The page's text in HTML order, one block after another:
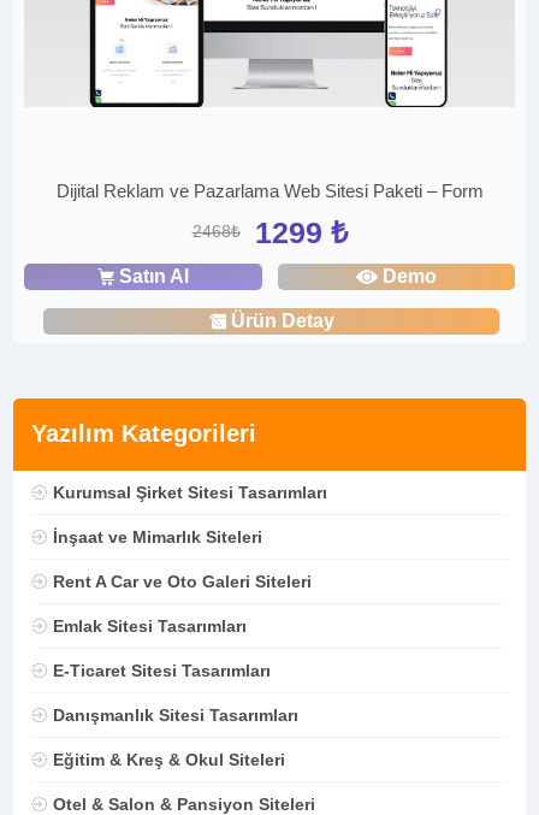
Yazılım Kategorileri
Kurumsal Şirket Sitesi Tasarımları
İnşaat ve Mimarlık Siteleri
Rent A Car ve Oto Galeri Siteleri
Emlak Sitesi Tasarımları
E-Ticaret Sitesi Tasarımları
Danışmanlık Sitesi Tasarımları
Eğitim & Kreş & Okul Siteleri
Otel & Salon & Pansiyon Siteleri
Dijital Reklam ve Pazarlama Web Sitesi Paketi – Form
2468₺ 1299 ₺
Satın Al Demo
Ürün Detay